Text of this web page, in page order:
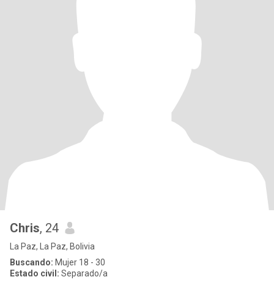
Chris, 24
La Paz, La Paz, Bolivia
Buscando: Mujer 18 - 30
Estado civil: Separado/a